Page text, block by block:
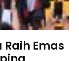
Raih Emas